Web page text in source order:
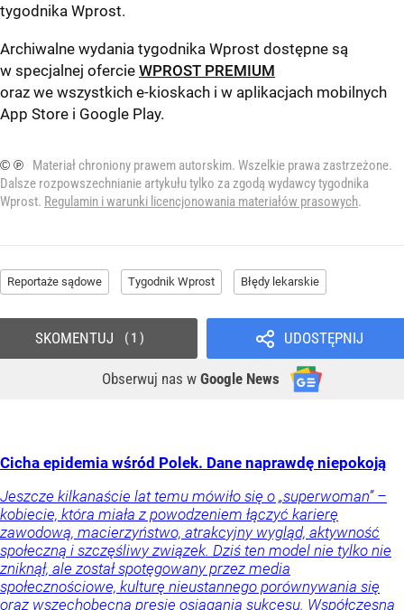
tygodnika Wprost.
Archiwalne wydania tygodnika Wprost dostępne są
w specjalnej ofercie WPROST PREMIUM
oraz we wszystkich e-kioskach i w aplikacjach mobilnych
App Store i Google Play.
© ℗
Materiał chroniony prawem autorskim. Wszelkie prawa zastrzeżone.
Dalsze rozpowszechnianie artykułu tylko za zgodą wydawcy tygodnika
Wprost. Regulamin i warunki licencjonowania materiałów prasowych.
Reportaże sądowe Tygodnik Wprost Błędy lekarskie
UDOSTĘPNIJ
Obserwuj nas w Google News
SKOMENTUJ 1
Cicha epidemia wśród Polek. Dane naprawdę niepokoją
Jeszcze kilkanaście lat temu mówiło się o „superwoman” –
kobiecie, która miała z powodzeniem łączyć karierę
zawodową, macierzyństwo, atrakcyjny wygląd, aktywność
społeczną i szczęśliwy związek. Dziś ten model nie tylko nie
zniknął, ale został spotęgowany przez media
społecznościowe, kulturę nieustannego porównywania się
oraz wszechobecną presję osiągania sukcesu. Współczesna